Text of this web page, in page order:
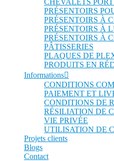
PRÉSENTOIRS
PRÉSENTOIRS À
PRÉSENTOIRS À
PRÉSENTOIRS À
PÂTISSERIES
PLAQUES DE
PRODUITS EN
Informations
CONDITIONS
PAIEMENT ET
CONDITIONS DE
RÉSILIATION DE
VIE PRIVÉE
UTILISATION DE
Projets clients
Blogs
Contact